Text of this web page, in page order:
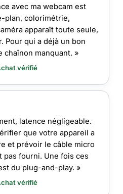
avec ma webcam est
plan, colorimétrie,
apparaît toute seule,
Pour qui a déjà un bon
chaînon manquant. »
vérifié
latence négligeable.
que votre appareil a
et prévoir le câble micro
pas fourni. Une fois ces
du plug-and-play. »
vérifié